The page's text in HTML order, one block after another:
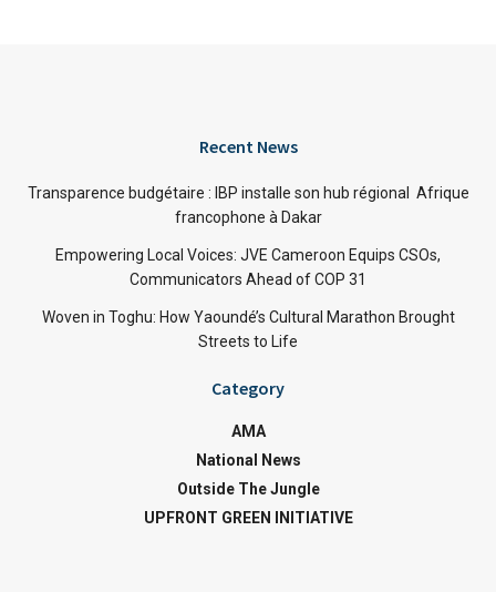
Recent News
Transparence budgétaire : IBP installe son hub régional Afrique
francophone à Dakar
Empowering Local Voices: JVE Cameroon Equips CSOs,
Communicators Ahead of COP 31
Woven in Toghu: How Yaoundé’s Cultural Marathon Brought
Streets to Life
Category
AMA
National News
Outside The Jungle
UPFRONT GREEN INITIATIVE